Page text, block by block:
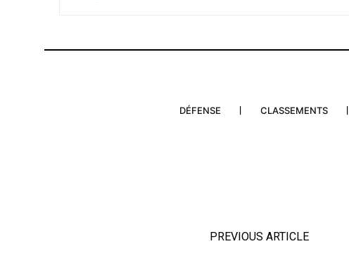
DÉFENSE CLASSEMENTS
PREVIOUS ARTICLE